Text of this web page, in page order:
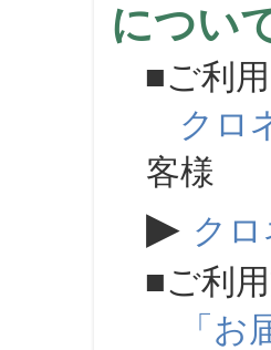
につい
■ご利用
クロ
客様
▶ ク
■ご利
「